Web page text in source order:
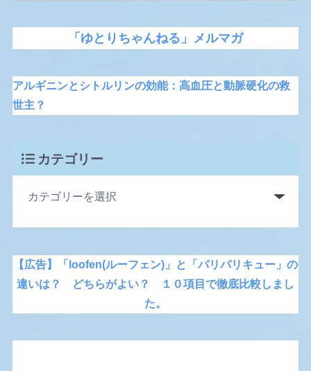
「ゆとりちゃんねる」メルマガ
アルギニンとシトルリンの効能：高血圧と動脈硬化の救
世主？
カテゴリー
【広告】「loofen(ルーフェン)」と「パリパリキュー」の
違いは？ どちらがよい？ １０項目で徹底比較しまし
た。